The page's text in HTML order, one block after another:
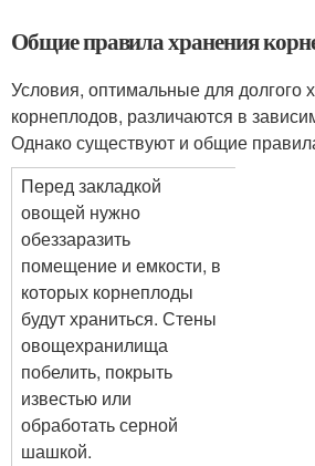
Общие правила хранения
Условия, оптимальные для долгого
корнеплодов, различаются в
Однако существуют и общие
Перед закладкой
овощей нужно
обеззаразить
помещение и емкости, в
которых корнеплоды
будут храниться. Стены
овощехранилища
побелить, покрыть
известью или
обработать серной
шашкой.